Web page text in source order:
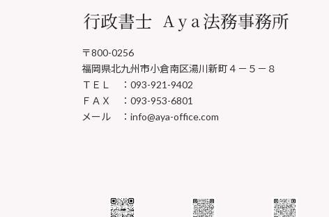
〒800-0256
福岡県北九州市小倉南区湯川新町４－５－８
ＴＥＬ ：093-921-9402
ＦＡＸ ：093-953-6801
メール ：info@aya-office.com